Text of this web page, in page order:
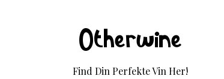
Otherwine
Find Din Perfekte Vin Her!